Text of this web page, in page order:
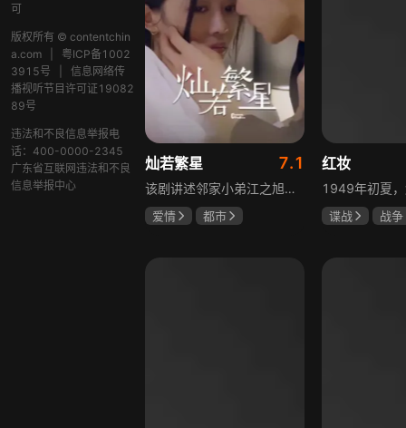
可
版权所有 © contentchin
a.com
粤ICP备1002
3915号
信息网络传
播视听节目许可证19082
89号
违法和不良信息举报电
话：400-0000-2345
广东省互联网违法和不良
信息举报中心
灿若繁星 7.1
该剧讲述邻家小弟江之旭留学归来，竟成了夏千星的顶头上司。从小管着江之旭、事事压他一头的夏千星无法接受，两人互不服气，在公司内外明争暗斗。江之旭借职位刁难夏千星，夏千星则用姐姐身份压制他，然而夏千星不知道，江之旭拼尽全力坐上这个位子，就是为了陪在她身边保护她。
爱情
都市
红妆
谍战
战争